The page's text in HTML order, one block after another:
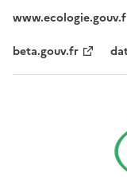
beta.gouv.fr